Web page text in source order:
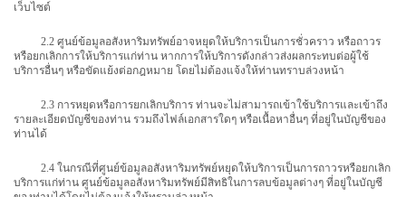
เว็บไซต์
2.2 ศูนย์ข้อมูลอสังหาริมทรัพย์อาจหยุดให้บริการเป็นการชั่วคราว หรือถาวร
หรือยกเลิกการให้บริการแก่ท่าน หากการให้บริการดังกล่าวส่งผลกระทบต่อผู้ใช้
บริการอื่นๆ หรือขัดแย้งต่อกฎหมาย โดยไม่ต้องแจ้งให้ท่านทราบล่วงหน้า
2.3 การหยุดหรือการยกเลิกบริการ ท่านจะไม่สามารถเข้าใช้บริการและเข้าถึง
รายละเอียดบัญชีของท่าน รวมถึงไฟล์เอกสารใดๆ หรือเนื้อหาอื่นๆ ที่อยู่ในบัญชีของ
ท่านได้
2.4 ในกรณีที่ศูนย์ข้อมูลอสังหาริมทรัพย์หยุดให้บริการเป็นการถาวรหรือยกเลิก
บริการแก่ท่าน ศูนย์ข้อมูลอสังหาริมทรัพย์มีสิทธิในการลบข้อมูลต่างๆ ที่อยู่ในบัญชี